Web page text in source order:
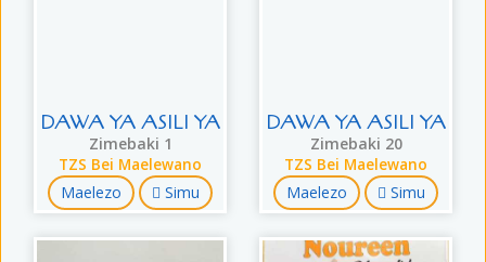
DAWA YA ASILI YA
Zimebaki 1
TZS Bei Maelewano
Maelezo Simu
DAWA YA ASILI YA
Zimebaki 20
TZS Bei Maelewano
Maelezo Simu